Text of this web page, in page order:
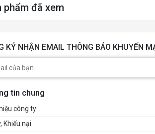
phẩm đã xem
KÝ NHẬN EMAIL THÔNG BÁO KHUYẾN
tin chung
công ty
Khiếu nại